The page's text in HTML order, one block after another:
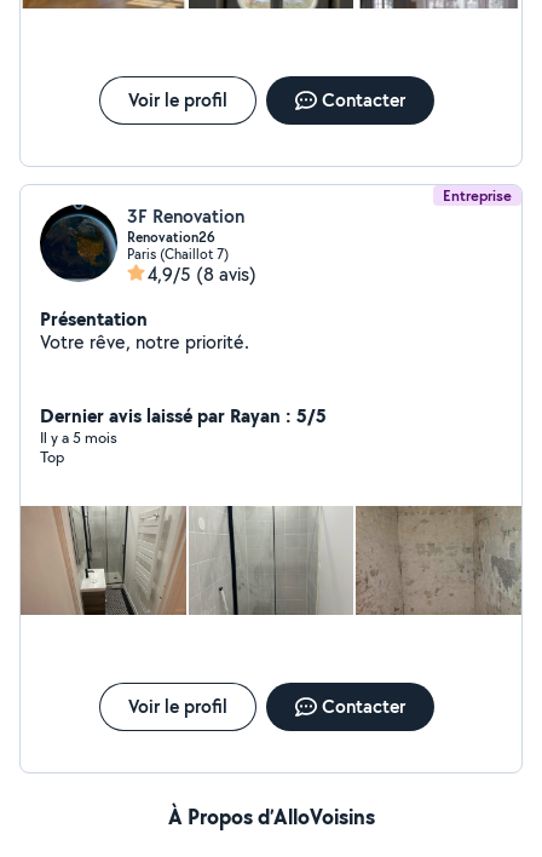
réalisation de cloisons et faux-plafonds, réfection de
murs endommagés
Voir le profil Contacter
Entreprise
3F Renovation
Renovation26
Paris (Chaillot 7)
4,9/5 (8 avis)
Présentation
Votre rêve, notre priorité.
Dernier avis laissé par Rayan : 5/5
Il y a 5 mois
Top
Voir le profil Contacter
À Propos d’AlloVoisins